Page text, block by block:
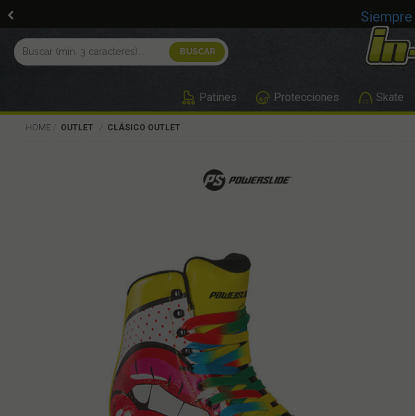
Siempre
Patines Protecciones Skate
HOME OUTLET CLÁSICO OUTLET